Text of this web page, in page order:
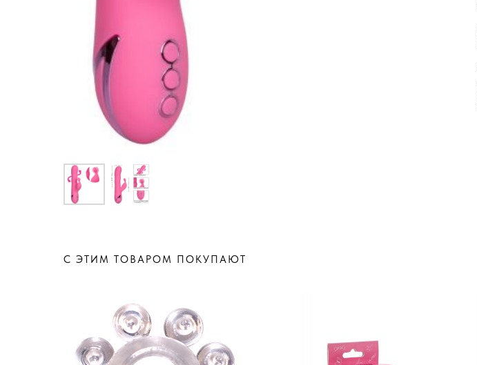
С ЭТИМ ТОВАРОМ ПОКУПАЮТ